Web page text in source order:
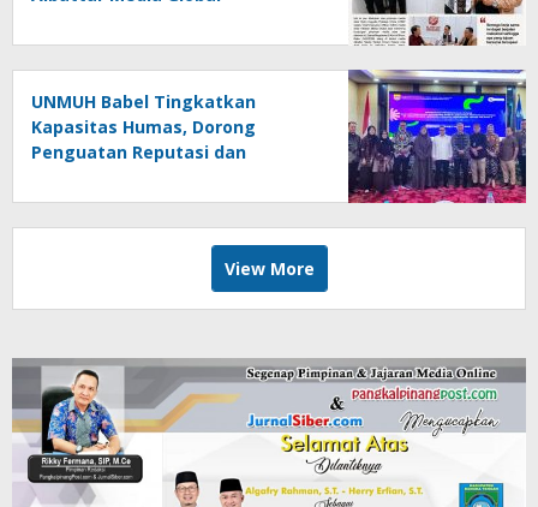
UNMUH Babel Tingkatkan
Kapasitas Humas, Dorong
Penguatan Reputasi dan
View More